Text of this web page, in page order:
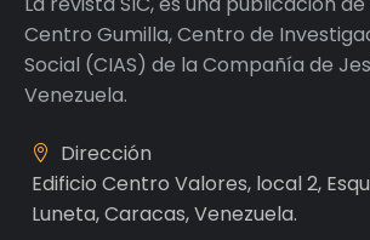
Centro Gumilla, Centro de
Social (CIAS) de la Compañía de
Venezuela.
Dirección
Edificio Centro Valores, local 2,
Luneta, Caracas, Venezuela.